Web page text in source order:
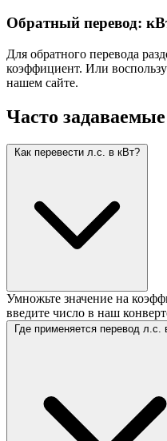
Обратный перевод:
Для обратного перевода
коэффициент. Или
нашем сайте.
Часто
Как перевести л.с. в кВт?
Умножьте значение на
введите число в наш
Где применяется перевод л.с.